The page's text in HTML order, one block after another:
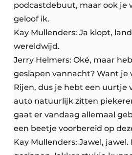
podcastdebuut, maar ook je
geloof ik.
Kay Mullenders: Ja klopt,
wereldwijd.
Jerry Helmers: Oké, maar
geslapen vannacht? Want je
Rijen, dus je hebt een uurtje
auto natuurlijk zitten
gaat er vandaag allemaal
een beetje voorbereid op
Kay Mullenders: Jawel, jawel.